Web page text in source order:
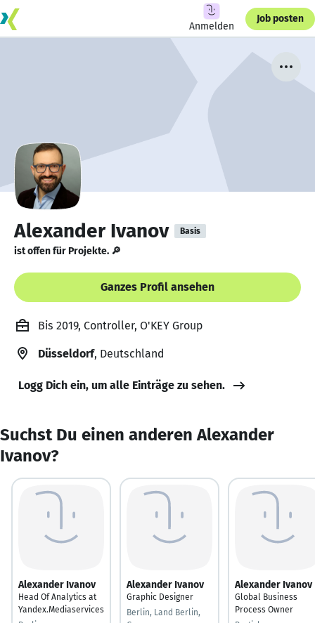
Anmelden
Job posten
Alexander Ivanov Basis
ist offen für Projekte. 🔎
Ganzes Profil ansehen
Bis 2019, Controller, O'KEY Group
Düsseldorf, Deutschland
Logg Dich ein, um alle Einträge zu sehen.
Suchst Du einen anderen Alexander
Ivanov?
Alexander Ivanov
Head Of Analytics at
Yandex.Mediaservices
Alexander Ivanov
Graphic Designer
Berlin, Land Berlin,
Alexander Ivanov
Global Business
Process Owner